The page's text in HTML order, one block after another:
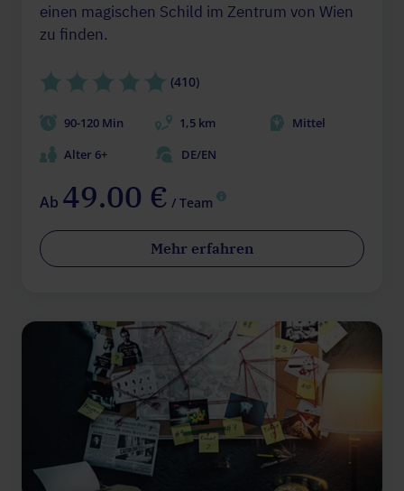
einen magischen Schild im Zentrum von Wien
zu finden.
(410)
90-120 Min 1,5 km
Mittel
Alter 6+
DE/EN
Ab 49.00 € / Team
Mehr erfahren